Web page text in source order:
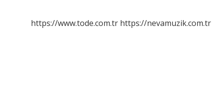
https://www.tode.com.tr https://nevamuzik.com.tr